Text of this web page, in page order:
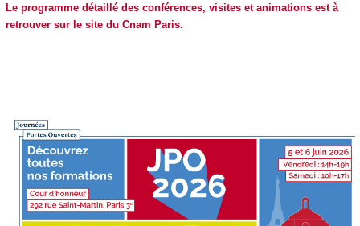
Le programme détaillé des conférences, visites et animations est à
retrouver sur le site du Cnam Paris.